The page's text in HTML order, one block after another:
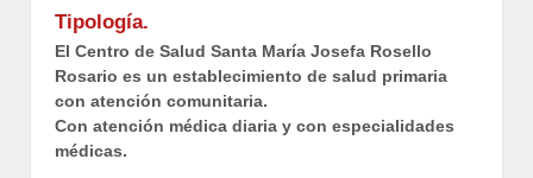
Tipología.
El Centro de Salud Santa María Josefa Rosello
Rosario es un establecimiento de salud primaria
con atención comunitaria.
Con atención médica diaria y con especialidades
médicas.